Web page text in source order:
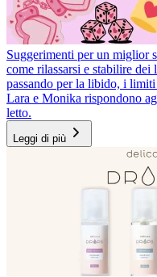
Suggerimenti per un miglior
come rilassarsi e stabilire dei
passando per la libido, i
Lara e Monika rispondono
letto.
Leggi di più